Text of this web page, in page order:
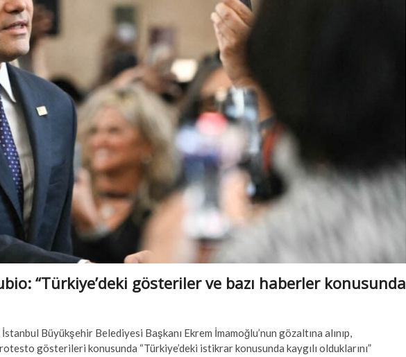
“Türkiye’deki gösteriler ve bazı haberler konusunda
Büyükşehir Belediyesi Başkanı Ekrem İmamoğlu’nun gözaltına alınıp,
gösterileri konusunda “Türkiye’deki istikrar konusunda kaygılı olduklarını”